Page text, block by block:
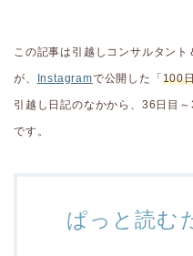
この記事は引越しコンサルタン
が、 Instagramで公開した「 100
引越し日記のなかから、36日目
です。
ぱっと読む